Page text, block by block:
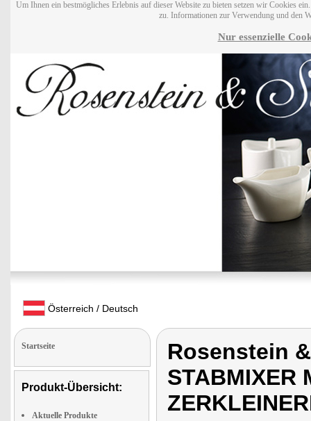
Um Ihnen ein bestmögliches Erlebnis auf dieser Website zu bieten setzen wir Cookies
zu. Informationen zur Verwendung und den
Nur essenzielle
Österreich / Deutsch
Startseite
Produkt-Übersicht:
Aktuelle Produkte
Rosenstein
STABMIXER